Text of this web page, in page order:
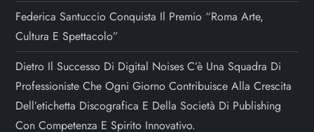
Federica Santuccio Conquista Il Premio “Roma Arte,
Cultura E Spettacolo”
Dietro Il Successo Di Digital Noises C’è Una Squadra Di
Professioniste Che Ogni Giorno Contribuisce Alla Crescita
Dell’etichetta Discografica E Della Società Di Publishing
Con Competenza E Spirito Innovativo.